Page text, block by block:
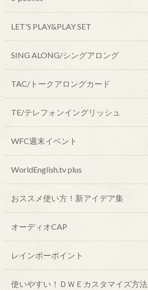
LET'S PLAY&PLAY SET
SING ALONG/シングアロング
TAC/トークアロングカード
TE/テレフォンイングリッシュ
WFC週末イベント
WorldEnglish.tv plus
おススメ使い方！新アイデア集
オーディオCAP
レインボーポイント
使いやすい！ＤＷＥカスタマイズ方法